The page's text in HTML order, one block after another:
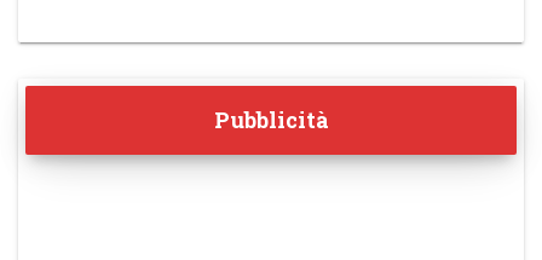
Pubblicità